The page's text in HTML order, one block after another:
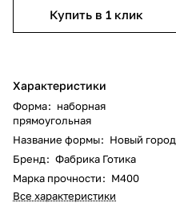
Купить в 1 клик
Характеристики
Форма: наборная
прямоугольная
Название формы: Новый город
Бренд: Фабрика Готика
Марка прочности: М400
Все характеристики